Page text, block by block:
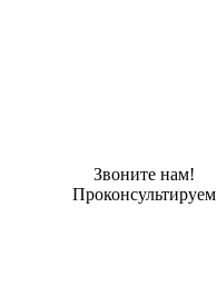
Звоните нам!
Проконсультируем